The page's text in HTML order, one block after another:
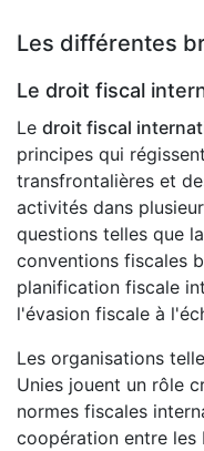
Les différentes
Le droit fiscal
Le droit fiscal
principes qui
transfrontalières et
activités dans
questions telles que
conventions fiscales
planification fiscale
l'évasion fiscale à
Les organisations
Unies jouent un rôle
normes fiscales
coopération entre les